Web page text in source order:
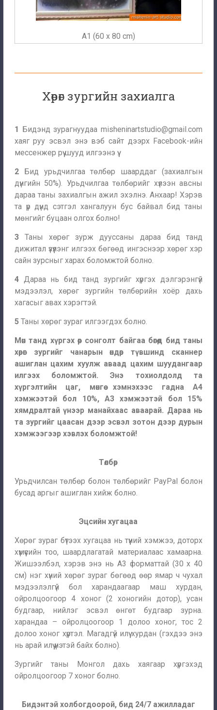
A1 (60 x 80 cm)
Хөрөг зургийн захиалга
1 Бидэнд зурагнуудааmisheninartstudio@gmail.com
хаяг руу эсвэл энэ вэб сайт дээрх Facebook-ийн
мессенжер рүү шууд илгээнэ үү.
2Бид урьдчилгаа төлбөр шаарддаг (захиалгын
дүнгийн 50%). Урьдчилгаа төлбөрийг хүлээн авсны
дараа таны захиалгын ажил эхэлнэ. Анхаар! Хэрэв
та үр дүнд сэтгэл хангалуун бус байвал бид таны
мөнгийг буцаан олгох болно!
3Таны хөрөг зурж дууссаны дараа бид танд
дижитал үзүүлэнг илгээх бөгөөд ингэснээр хөрөг хэр
сайн зурсныг харах боломжтой болно.
4Дараа нь бид танд зургийг хүргэх дэлгэрэнгүй
мэдээлэл, хөрөг зургийн төлбөрийн хоёр дахь
хагасыг авах хэрэгтэй.
5Таны хөрөг зураг илгээгдэх болно.
Мөн танд хүргэх өөр сонголт байгаа бөгөөд бид таны
хөрөг зургийг чанарын өндөр түвшинд сканнер
ашиглан цахим хуулж аваад цахим шуудангаар
илгээх боломжтой. Энэ тохиолдолд та
хүргэлтийн цаг, мөнгөө хэмнэхээс гадна А4
хэмжээтэй бол 10%, А3 хэмжээтэй бол 15%
хямдралтай үнээр манайхаас аваарай. Дараа нь
та зургийг цаасан дээр эсвэл зотон дээр дурын
хэмжээгээр хэвлэх боломжтой!
Төлбөр
Урьдчилсан төлбөр болон төлбөрийг PayPal болон
бусад аргыг ашиглан хийж болно.
Эцсийн хугацаа
Хөрөг зураг бүтээх хугацаа нь түүний хэмжээ, доторх
хүмүүсийн тоо, шаардлагатай материалаас хамаарна.
Жишээлбэл, хэрэв энэ нь A3 форматтай (30 х 40
см) нэг хүний хөрөг зураг бөгөөд өөр ямар ч чухал
мэдээлэлгүй бол харандаагаар маш хурдан,
ойролцоогоор 4 хоног (2 хоногийн дотор), усан
будгаар, нийлэг эсвэл өнгөт будгаар зурна.
харандаа – ойролцоогоор 1 долоо хоног, тос 2
долоо хоног хүртэл. Магадгүй илүү хурдан (гэхдээ энэ
нь арай илүү үнэтэй байх болно).
Зургийг таны Монгол дахь хаягаар хүргэхэд
ойролцоогоор 7 хоног болно.
Бидэнтэй холбогдоорой, бид 24/7 ажилладаг